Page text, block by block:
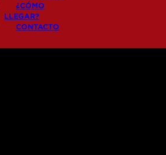
¿CÓMO
LLEGAR?
CONTACTO